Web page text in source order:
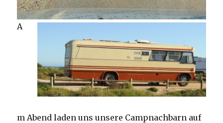
A
m Abend laden uns unsere Campnachbarn auf